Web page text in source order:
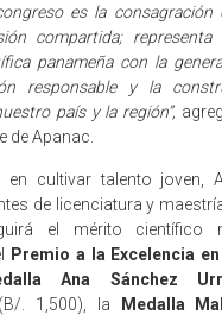
es la consagración
compartida;
panameña con la
responsable y la
país y la región”,
de Apanac.
en cultivar talento joven,
de licenciatura y
el mérito científico
Premio a la Excelencia
Ana Sánchez
. 1,500), la
Medalla